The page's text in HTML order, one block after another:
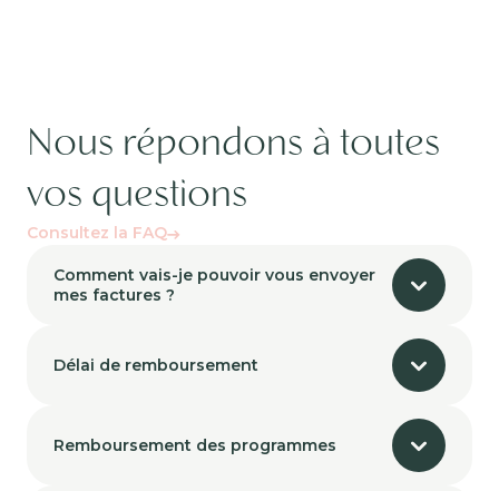
Nous répondons à toutes
vos questions
Consultez la FAQ
Comment vais-je pouvoir vous envoyer
mes factures ?
Délai de remboursement
Remboursement des programmes